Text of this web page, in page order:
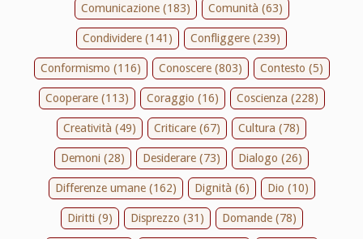
Comunicazione (183) Comunità (63)
Condividere (141) Confliggere (239)
Conformismo (116) Conoscere (803) Contesto (5)
Cooperare (113) Coraggio (16) Coscienza (228)
Creatività (49) Criticare (67) Cultura (78)
Demoni (28) Desiderare (73) Dialogo (26)
Differenze umane (162) Dignità (6) Dio (10)
Diritti (9) Disprezzo (31) Domande (78)